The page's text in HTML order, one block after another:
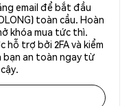
email để bắt đầu
toàn cầu. Hoàn
khóa mua tức thì.
hỗ trợ bởi 2FA và kiểm
bạn an toàn ngay từ